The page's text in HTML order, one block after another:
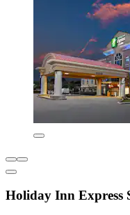
Holiday Inn Express